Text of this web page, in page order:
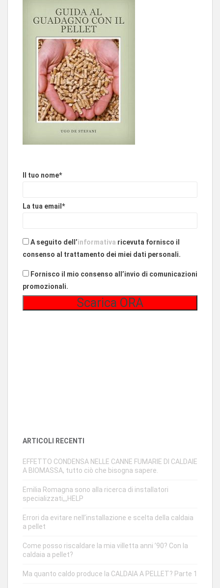
Il tuo nome*
La tua email*
A seguito dell’informativa ricevuta fornisco il
consenso al trattamento dei miei dati personali.
Fornisco il mio consenso all’invio di comunicazioni
promozionali.
ARTICOLI RECENTI
EFFETTO CONDENSA NELLE CANNE FUMARIE DI CALDAIE
A BIOMASSA, tutto ciò che bisogna sapere.
Emilia Romagna sono alla ricerca di installatori
specializzati,,,HELP
Errori da evitare nell’installazione e scelta della caldaia
a pellet
Come posso riscaldare la mia villetta anni ’90? Con la
caldaia a pellet?
Ma quanto caldo produce la CALDAIA A PELLET? Parte 1